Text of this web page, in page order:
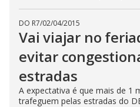
DO R7/02/04/2015
Vai viajar no
evitar
estradas
A expectativa é que mais de 1
trafeguem pelas estradas do